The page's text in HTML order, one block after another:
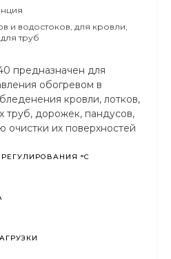
и водостоков, для кровли,
труб
предназначен для
обогревом в
кровли, лотков,
труб, дорожек, пандусов,
очистки их поверхностей
РЕГУЛИРОВАНИЯ °С